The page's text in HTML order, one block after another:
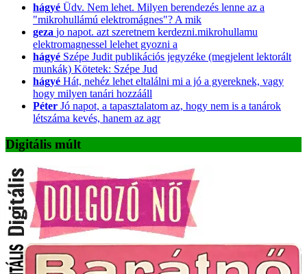
hágyé Üdv. Nem lehet. Milyen berendezés lenne az a
"mikrohullámú elektromágnes"? A mik
geza jo napot. azt szeretnem kerdezni.mikrohullamu
elektromagnessel lelehet gyozni a
hágyé Szépe Judit publikációs jegyzéke (megjelent lektorált
munkák) Kötetek: Szépe Jud
hágyé Hát, nehéz lehet eltalálni mi a jó a gyereknek, vagy
hogy milyen tanári hozzááll
Péter Jó napot, a tapasztalatom az, hogy nem is a tanárok
létszáma kevés, hanem az agr
Digitális múlt